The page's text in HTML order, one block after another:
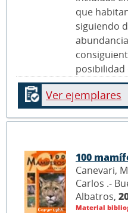
que
siguiendo
posibilidad
Ver ejemplares
100
Canevari,
Carlos .-
Albatros,
Material